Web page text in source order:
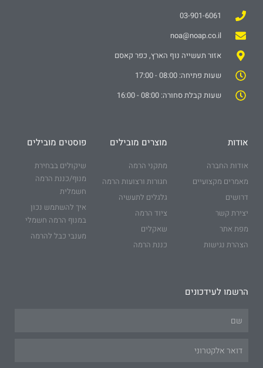
03-901-6061
noa@noap.co.il
אזור תעשייה נוף הארץ, כפר קאסם
שעות פתיחה: 08:00 - 17:00
שעות קבלת סחורה: 08:00 - 16:00
אודות
אודות החברה
מאמרים מקצועיים
דרושים
יצירת קשר
מפת אתר
הצהרת נגישות
מוצרים מובילים
מתקני הרמה
חגורות ורצועות הרמה
גלגלים לתעשיה
ציוד הרמה
שאקלים
כננת הרמה
פוסטים מובילים
שיקולים בבחירת
מנוף/כננת הרמה
חשמלית
איך להשתמש נכון
במנוף הרמה חשמלי
מענבי כבל להרמה
הרשמו לעידכונים